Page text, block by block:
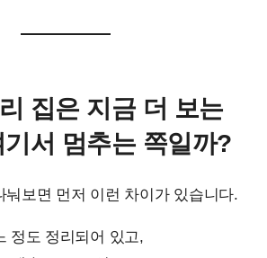
집은 지금 더 보는
서 멈추는 쪽일까?
눠보면 먼저 이런 차이가 있습니다.
정도 정리되어 있고,